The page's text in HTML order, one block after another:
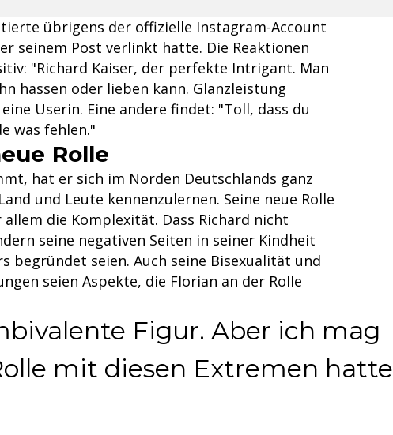
übrigens der offizielle Instagram-Account
seinem Post verlinkt hatte. Die Reaktionen
"Richard Kaiser, der perfekte Intrigant. Man
hassen oder lieben kann. Glanzleistung
Userin. Eine andere findet: "Toll, dass du
was fehlen."
Rolle
hat er sich im Norden Deutschlands ganz
und Leute kennenzulernen. Seine neue Rolle
die Komplexität. Dass Richard nicht
seine negativen Seiten in seiner Kindheit
begründet seien. Auch seine Bisexualität und
seien Aspekte, die Florian an der Rolle
Figur. Aber ich mag
mit diesen Extremen hatte